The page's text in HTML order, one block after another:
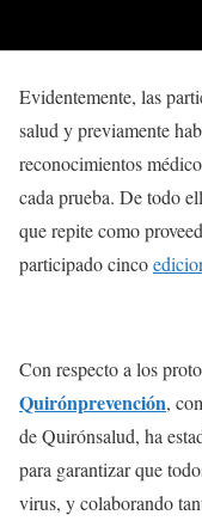
Evidentemente, las
salud y previamente
reconocimientos
cada prueba. De todo
que repite como
participado cinco
Con respecto a los
Quirónprevención,
de Quirónsalud, ha
para garantizar que
virus, y colaborando